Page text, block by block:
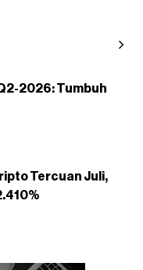
2026: Tumbuh
Tercuan Juli,